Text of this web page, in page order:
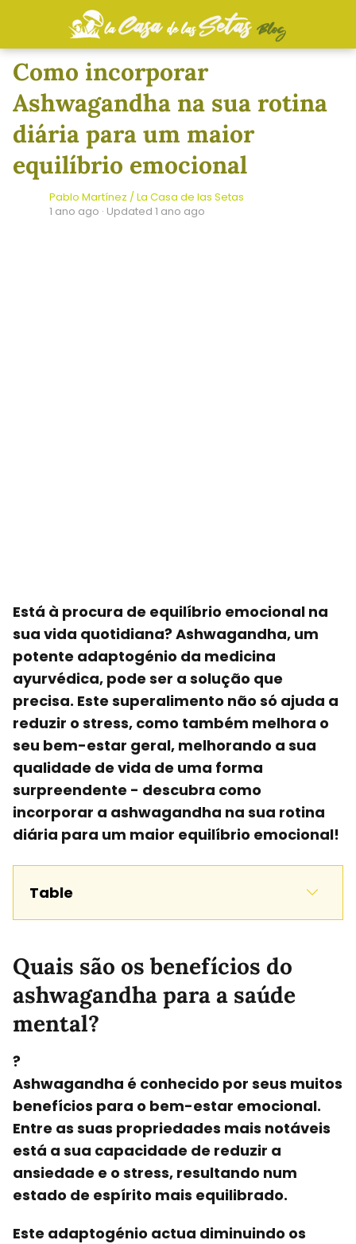
Como incorporar
Ashwagandha na sua rotina
diária para um maior
equilíbrio emocional
Pablo Martínez / La Casa de las Setas
1 ano ago · Updated 1 ano ago
Está à procura de equilíbrio emocional na
sua vida quotidiana? Ashwagandha, um
potente adaptogénio da medicina
ayurvédica, pode ser a solução que
precisa. Este superalimento não só ajuda a
reduzir o stress, como também melhora o
seu bem-estar geral, melhorando a sua
qualidade de vida de uma forma
surpreendente - descubra como
incorporar a ashwagandha na sua rotina
diária para um maior equilíbrio emocional!
Table
Quais são os benefícios do
ashwagandha para a saúde
mental?
?
Ashwagandha é conhecido por seus muitos
benefícios para o bem-estar emocional.
Entre as suas propriedades mais notáveis
está a sua capacidade de reduzir a
ansiedade e o stress, resultando num
estado de espírito mais equilibrado.
Este adaptogénio actua diminuindo os